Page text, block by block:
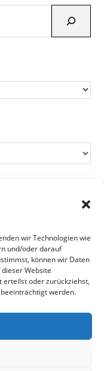
wir Technologien wie
und/oder darauf
können wir Daten
Website
erteilst oder zurückziehst,
werden.
Indian und